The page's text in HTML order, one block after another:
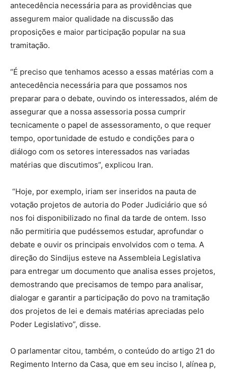
antecedência necessária para as providências que
assegurem maior qualidade na discussão das
proposições e maior participação popular na sua
tramitação.
“É preciso que tenhamos acesso a essas matérias com a
antecedência necessária para que possamos nos
preparar para o debate, ouvindo os interessados, além de
assegurar que a nossa assessoria possa cumprir
tecnicamente o papel de assessoramento, o que requer
tempo, oportunidade de estudo e condições para o
diálogo com os setores interessados nas variadas
matérias que discutimos”, explicou Iran.
“Hoje, por exemplo, iriam ser inseridos na pauta de
votação projetos de autoria do Poder Judiciário que só
nos foi disponibilizado no final da tarde de ontem. Isso
não permitiria que pudéssemos estudar, aprofundar o
debate e ouvir os principais envolvidos com o tema. A
direção do Sindijus esteve na Assembleia Legislativa
para entregar um documento que analisa esses projetos,
demostrando que precisamos de tempo para analisar,
dialogar e garantir a participação do povo na tramitação
dos projetos de lei e demais matérias apreciadas pelo
Poder Legislativo”, disse.
O parlamentar citou, também, o conteúdo do artigo 21 do
Regimento Interno da Casa, que em seu inciso I, alínea p,